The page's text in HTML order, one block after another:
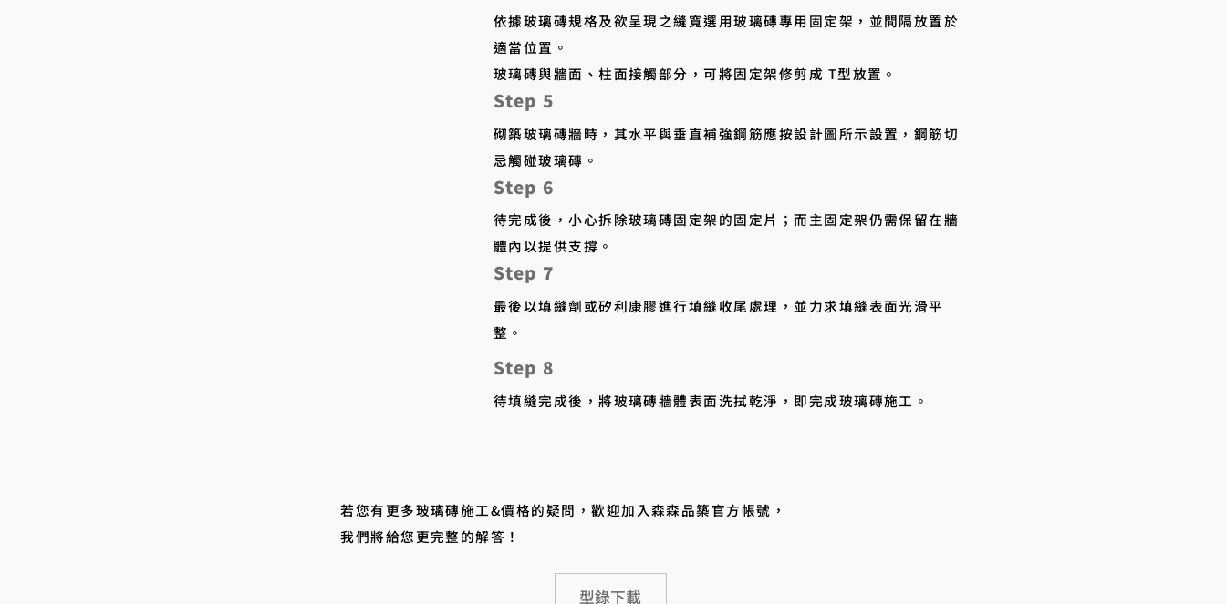
依據玻璃磚規格及欲呈現之縫寬選用玻璃磚專用固定架，並間隔放置於
適當位置。
玻璃磚與牆面、柱面接觸部分，可將固定架修剪成 T型放置。
Step 5
砌築玻璃磚牆時，其水平與垂直補強鋼筋應按設計圖所示設置，鋼筋切
忌觸碰玻璃磚。
Step 6
待完成後，小心拆除玻璃磚固定架的固定片；而主固定架仍需保留在牆
體內以提供支撐。​
Step 7
最後以填縫劑或矽利康膠進行填縫收尾處理，並力求填縫表面光滑平
整。
Step 8
待填縫完成後，將玻璃磚牆體表面洗拭乾淨，即完成玻璃磚施工。
若您有更多玻璃磚施工&價格的疑問，歡迎加入森森品築官方帳號，
我們將給您更完整的解答！
型錄下載